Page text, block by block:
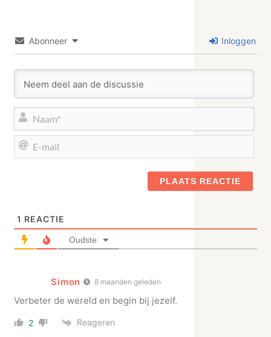
Abonneer Inloggen
1 REACTIE
Oudste
Simon 8 maanden geleden
Verbeter de wereld en begin bij jezelf.
2 Reageren